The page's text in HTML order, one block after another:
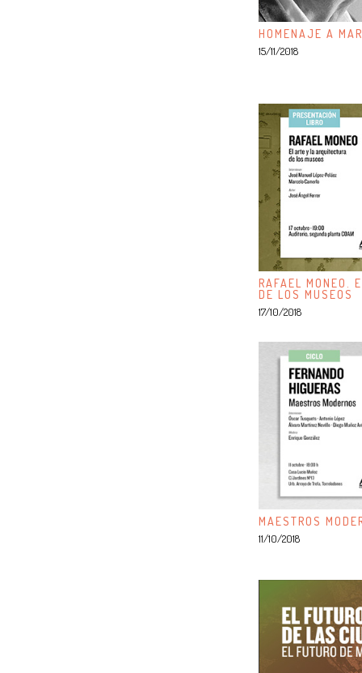
HOMENAJE A
15/11/2018
RAFAEL MONEO.
DE LOS MUSEOS
17/10/2018
MAESTROS
11/10/2018